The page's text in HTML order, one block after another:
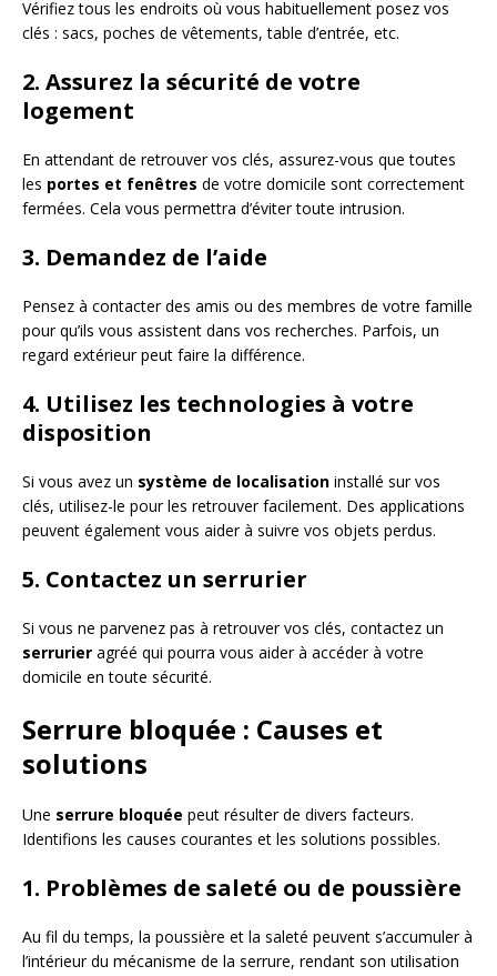
Vérifiez tous les endroits où vous habituellement posez vos
clés : sacs, poches de vêtements, table d’entrée, etc.
2. Assurez la sécurité de votre
logement
En attendant de retrouver vos clés, assurez-vous que toutes
les portes et fenêtres de votre domicile sont correctement
fermées. Cela vous permettra d’éviter toute intrusion.
3. Demandez de l’aide
Pensez à contacter des amis ou des membres de votre famille
pour qu’ils vous assistent dans vos recherches. Parfois, un
regard extérieur peut faire la différence.
4. Utilisez les technologies à votre
disposition
Si vous avez un système de localisation installé sur vos
clés, utilisez-le pour les retrouver facilement. Des applications
peuvent également vous aider à suivre vos objets perdus.
5. Contactez un serrurier
Si vous ne parvenez pas à retrouver vos clés, contactez un
serrurier agréé qui pourra vous aider à accéder à votre
domicile en toute sécurité.
Serrure bloquée : Causes et
solutions
Une serrure bloquée peut résulter de divers facteurs.
Identifions les causes courantes et les solutions possibles.
1. Problèmes de saleté ou de poussière
Au fil du temps, la poussière et la saleté peuvent s’accumuler à
l’intérieur du mécanisme de la serrure, rendant son utilisation